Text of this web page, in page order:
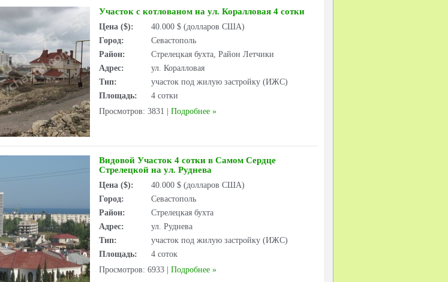
Участок с котлованом на ул. Коралловая 4 сотки
Цена ($):
40.000 $ (долларов США)
Город:
Севастополь
Район:
Стрелецкая бухта, Район Летчики
Адрес:
ул. Коралловая
Тип:
участок под жилую застройку (ИЖС)
Площадь:
4 сотки
Просмотров: 3831
Подробнее
Видовой Участок 4 сотки в Самом Сердце
Стрелецкой на ул. Руднева
Цена ($):
40.000 $ (долларов США)
Город:
Севастополь
Район:
Стрелецкая бухта
Адрес:
ул. Руднева
Тип:
участок под жилую застройку (ИЖС)
Площадь:
4 соток
Просмотров: 6933
Подробнее